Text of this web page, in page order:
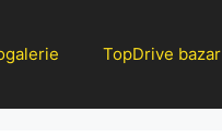
TopDrive bazar